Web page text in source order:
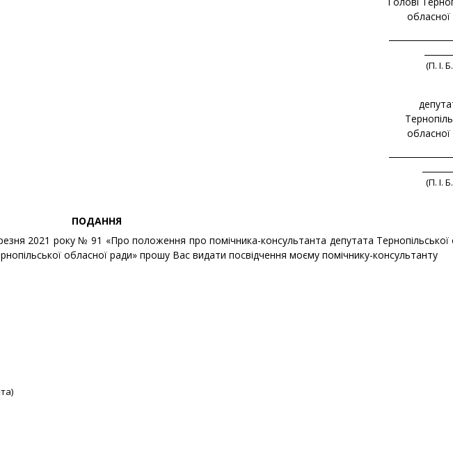
(П. І.
(П. І.
ПОДАННЯ
2021 року № 91 «Про положення про помічника-консультанта депутата Тернопільської
обласної ради» прошу Вас видати посвідчення моєму помічнику-консультанту